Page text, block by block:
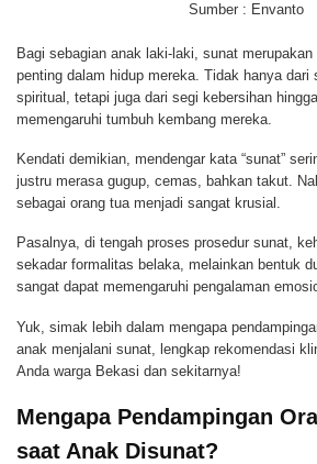
Sumber : Envanto
Bagi sebagian anak laki-laki, sunat
penting dalam hidup mereka. Tidak hanya dari
spiritual, tetapi juga dari segi kebersihan
memengaruhi tumbuh kembang mereka.
Kendati demikian, mendengar kata “sunat”
justru merasa gugup, cemas, bahkan takut.
sebagai orang tua menjadi sangat krusial.
Pasalnya, di tengah proses prosedur sunat,
sekadar formalitas belaka, melainkan bentuk
sangat dapat memengaruhi pengalaman
Yuk, simak lebih dalam mengapa
anak menjalani sunat, lengkap rekomendasi
Anda warga Bekasi dan sekitarnya!
Mengapa Pendampingan
saat Anak Disunat?